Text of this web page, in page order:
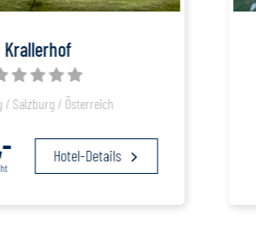
Krallerhof
/ Salzburg / Österreich
Hotel-Details